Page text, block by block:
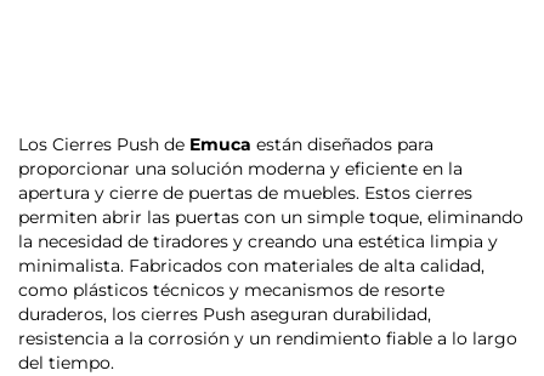
Los Cierres Push de Emuca están diseñados para
proporcionar una solución moderna y eficiente en la
apertura y cierre de puertas de muebles. Estos cierres
permiten abrir las puertas con un simple toque, eliminando
la necesidad de tiradores y creando una estética limpia y
minimalista. Fabricados con materiales de alta calidad,
como plásticos técnicos y mecanismos de resorte
duraderos, los cierres Push aseguran durabilidad,
resistencia a la corrosión y un rendimiento fiable a lo largo
del tiempo.